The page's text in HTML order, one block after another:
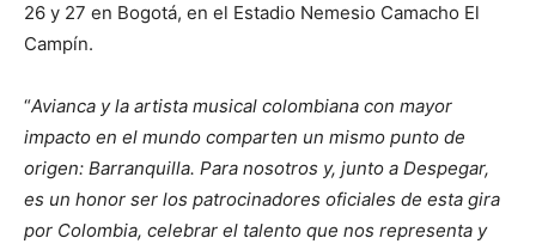
26 y 27 en Bogotá, en el Estadio Nemesio Camacho El
Campín.
“Avianca y la artista musical colombiana con mayor
impacto en el mundo comparten un mismo punto de
origen: Barranquilla. Para nosotros y, junto a Despegar,
es un honor ser los patrocinadores oficiales de esta gira
por Colombia, celebrar el talento que nos representa y